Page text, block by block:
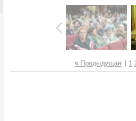
« Предыдущая | 1